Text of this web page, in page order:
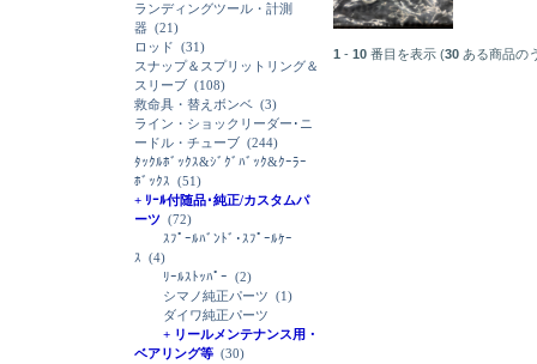
ランディングツール・計測
器 (21)
ロッド (31)
スナップ＆スプリットリング＆
スリーブ (108)
救命具・替えボンベ (3)
ライン・ショックリーダー･ニ
ードル・チューブ (244)
ﾀｯｸﾙﾎﾞｯｸｽ&ｼﾞｸﾞﾊﾞｯｸ&ｸｰﾗｰ
ﾎﾞｯｸｽ (51)
+ ﾘｰﾙ付随品･純正/カスタムパ
ーツ (72)
ｽﾌﾟｰﾙﾊﾞﾝﾄﾞ･ｽﾌﾟｰﾙｹｰ
ｽ (4)
ﾘｰﾙｽﾄｯﾊﾟｰ (2)
シマノ純正パーツ (1)
ダイワ純正パーツ
+ リールメンテナンス用・
ベアリング等 (30)
1 - 10 番目を表示 (30 ある商品の